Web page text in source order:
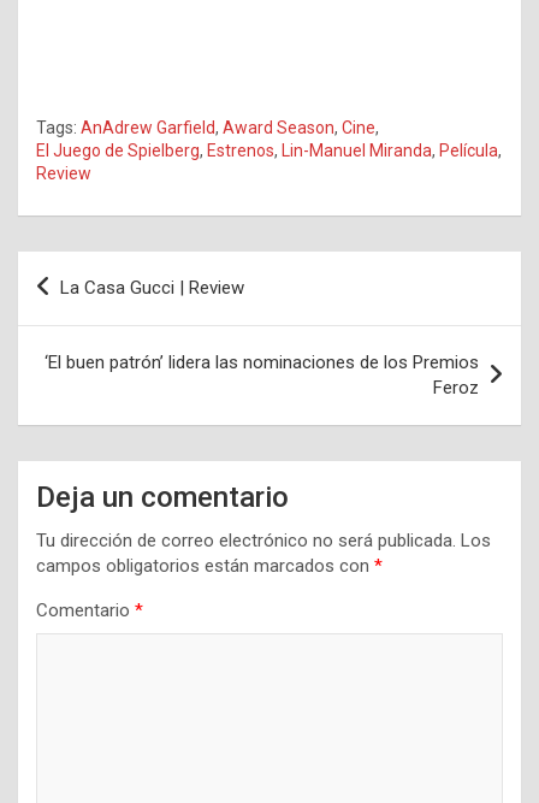
Tags: AnAdrew Garfield, Award Season, Cine,
El Juego de Spielberg, Estrenos, Lin-Manuel Miranda, Película,
Review
Navegación
de
entradas
La Casa Gucci | Review
‘El buen patrón’ lidera las nominaciones de los Premios
Feroz
Deja un comentario
Tu dirección de correo electrónico no será publicada. Los
campos obligatorios están marcados con *
Comentario *